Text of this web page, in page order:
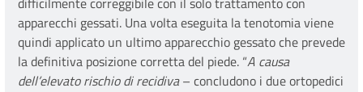
apparecchi gessati. Una volta eseguita la tenotomia viene
quindi applicato un ultimo apparecchio gessato che prevede
la definitiva posizione corretta del piede. “A causa
dell’elevato rischio di recidiva– concludono i due ortopedici